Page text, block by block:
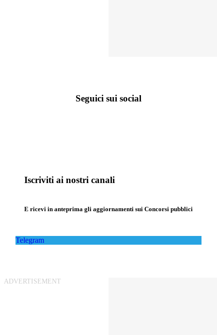
Seguici sui social
Iscriviti ai nostri canali
E ricevi in anteprima gli aggiornamenti sui Concorsi pubblici
Telegram